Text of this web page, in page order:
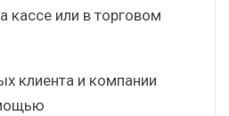
кассе или в торговом
клиента и компании